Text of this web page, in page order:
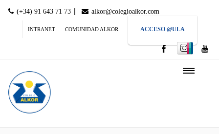
(+34) 91 643 71 73 | alkor@colegioalkor.com
INTRANET COMUNIDAD ALKOR ACCESO @ULA